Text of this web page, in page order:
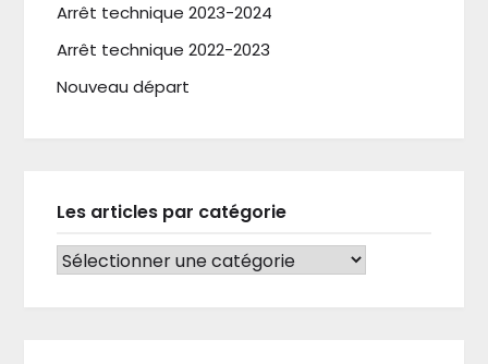
Arrêt technique 2023-2024
Arrêt technique 2022-2023
Nouveau départ
Les articles par catégorie
LES ARTICLES PAR CATÉGORIE